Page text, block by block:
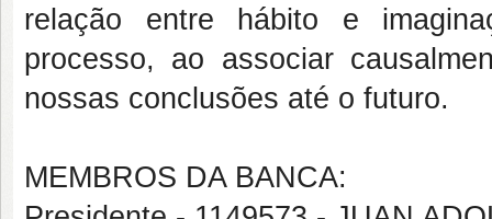
relação entre hábito e
processo, ao associar
nossas conclusões até o futuro.
MEMBROS DA BANCA: